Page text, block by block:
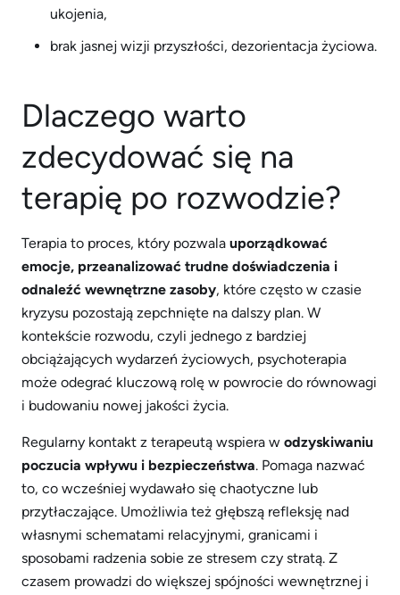
ukojenia,
brak jasnej wizji przyszłości, dezorientacja życiowa.
Dlaczego warto
zdecydować się na
terapię po rozwodzie?
Terapia to proces, który pozwala uporządkować
emocje, przeanalizować trudne doświadczenia i
odnaleźć wewnętrzne zasoby, które często w czasie
kryzysu pozostają zepchnięte na dalszy plan. W
kontekście rozwodu, czyli jednego z bardziej
obciążających wydarzeń życiowych, psychoterapia
może odegrać kluczową rolę w powrocie do równowagi
i budowaniu nowej jakości życia.
Regularny kontakt z terapeutą wspiera w odzyskiwaniu
poczucia wpływu i bezpieczeństwa. Pomaga nazwać
to, co wcześniej wydawało się chaotyczne lub
przytłaczające. Umożliwia też głębszą refleksję nad
własnymi schematami relacyjnymi, granicami i
sposobami radzenia sobie ze stresem czy stratą. Z
czasem prowadzi do większej spójności wewnętrznej i